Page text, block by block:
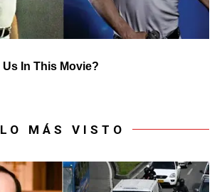
LO MÁS VISTO